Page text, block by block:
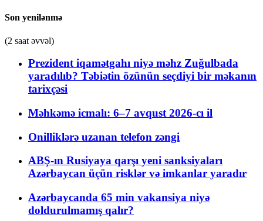
Son yenilənmə
(2 saat əvvəl)
Prezident iqamətgahı niyə məhz Zuğulbada
yaradılıb? Təbiətin özünün seçdiyi bir məkanın
tarixçəsi
Məhkəmə icmalı: 6–7 avqust 2026-cı il
Onilliklərə uzanan telefon zəngi
ABŞ-ın Rusiyaya qarşı yeni sanksiyaları
Azərbaycan üçün risklər və imkanlar yaradır
Azərbaycanda 65 min vakansiya niyə
doldurulmamış qalır?